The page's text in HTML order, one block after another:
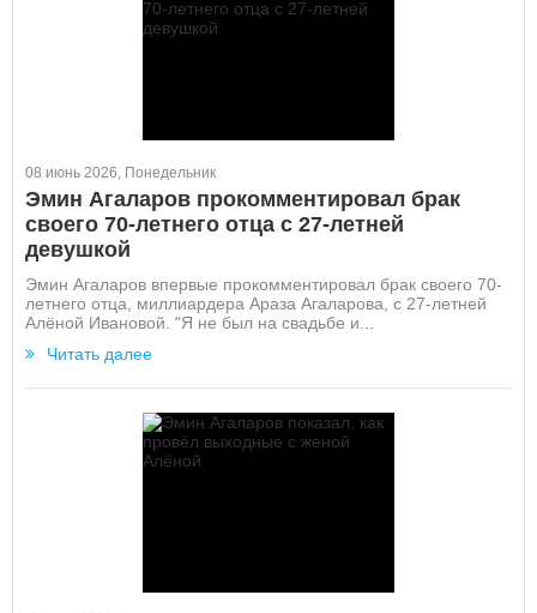
08 июнь 2026, Понедельник
Эмин Агаларов прокомментировал брак
своего 70-летнего отца с 27-летней
девушкой
Эмин Агаларов впервые прокомментировал брак своего 70-
летнего отца, миллиардера Араза Агаларова, с 27-летней
Алёной Ивановой. "Я не был на свадьбе и...
Читать далее